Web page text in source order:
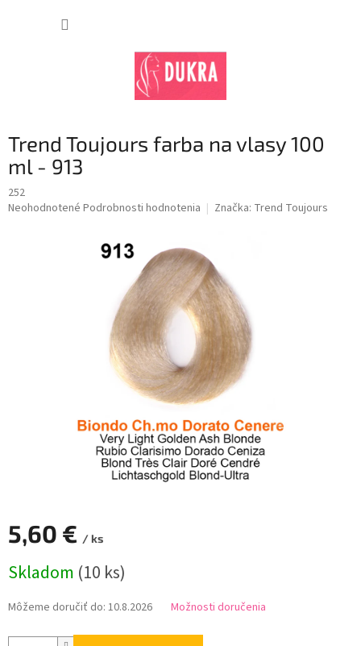
Trend Toujours farba na vlasy 100
ml - 913
252
Priemerné
Neohodnotené Podrobnosti hodnotenia Značka: Trend Toujours
5,60 € / ks
cena:
Skladom (10 ks)
Môžeme doručiť do: 10.8.2026 Možnosti doručenia